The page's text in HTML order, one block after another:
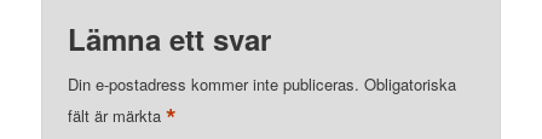
Lämna ett svar
Din e-postadress kommer inte publiceras. Obligatoriska
fält är märkta*